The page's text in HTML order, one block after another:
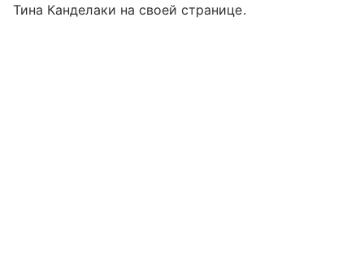
Тина Канделаки на своей странице.